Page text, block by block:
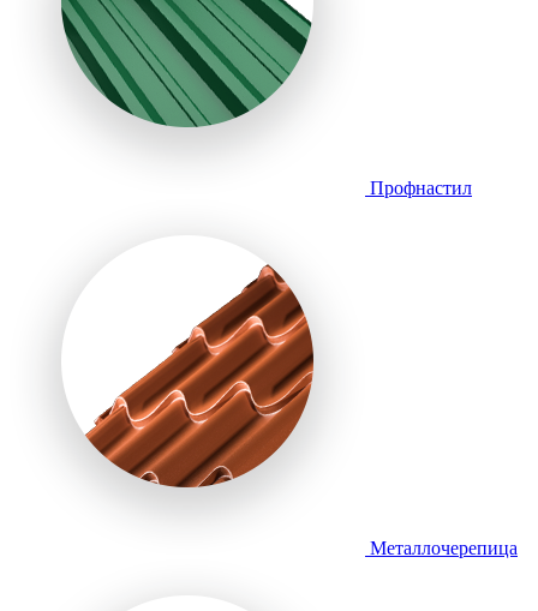
Профнастил
Металлочерепица